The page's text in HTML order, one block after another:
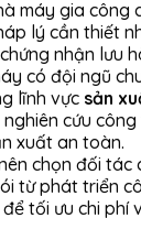
máy gia công
lý cần thiết
nhận lưu
có đội ngũ
lĩnh vực sản
cứu
xuất an toàn.
chọn đối tác
từ phát triển
tối ưu chi phí